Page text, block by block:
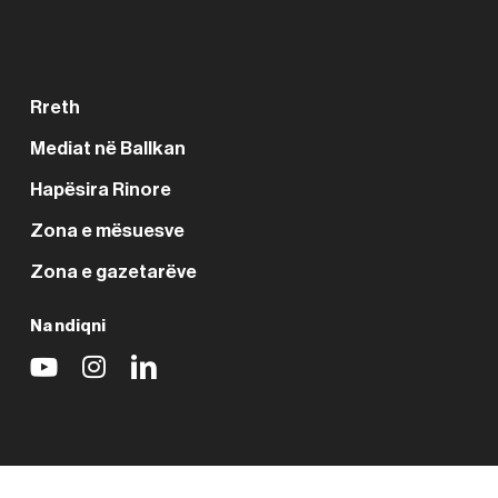
Rreth
Mediat në Ballkan
Hapësira Rinore
Zona e mësuesve
Zona e gazetarëve
Na ndiqni